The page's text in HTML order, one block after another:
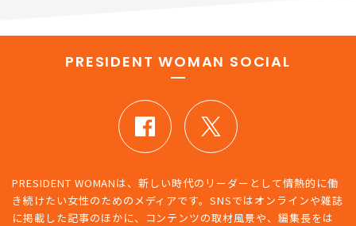
PRESIDENT WOMAN SOCIAL
PRESIDENT WOMANは、新しい時代のリーダーとして情熱的に働
き続けたい女性のためのメディアです。SNSではオンラインや雑誌
に掲載した記事のほかに、コンテンツの取材風景や、編集長をは